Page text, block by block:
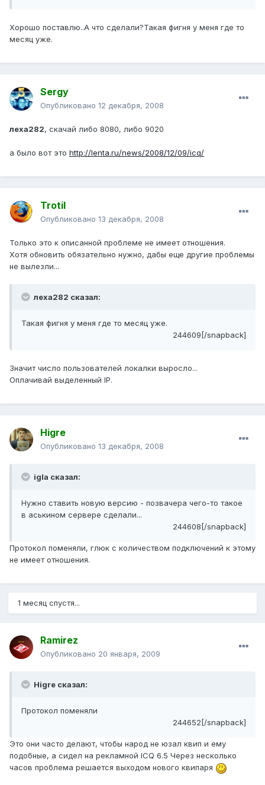
Хорошо поставлю..А что сделали?Такая фигня у меня где то
месяц уже.
Sergy
Опубликовано 12 декабря, 2008
леха282, скачай либо 8080, либо 9020
а было вот это http://lenta.ru/news/2008/12/09/icq/
Trotil
Опубликовано 13 декабря, 2008
Только это к описанной проблеме не имеет отношения.
Хотя обновить обязательно нужно, дабы еще другие проблемы
не вылезли...
леха282 сказал:
Такая фигня у меня где то месяц уже.
244609[/snapback]
Значит число пользователей локалки выросло...
Оплачивай выделенный IP.
Higre
Опубликовано 13 декабря, 2008
igla сказал:
Нужно ставить новую версию - позвачера чего-то такое
в аськином сервере сделали...
244608[/snapback]
Протокол поменяли, глюк с количеством подключений к этому
не имеет отношения.
1 месяц спустя...
Ramirez
Опубликовано 20 января, 2009
Higre сказал:
Протокол поменяли
244652[/snapback]
Это они часто делают, чтобы народ не юзал квип и ему
подобные, а сидел на рекламной ICQ 6.5 Через несколько
часов проблема решается выходом нового квипаря